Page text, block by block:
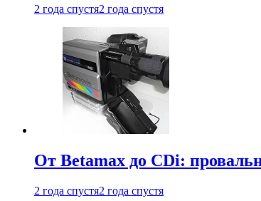
2 года спустя2 года спустя
От Betamax до CDi:
2 года спустя2 года спустя